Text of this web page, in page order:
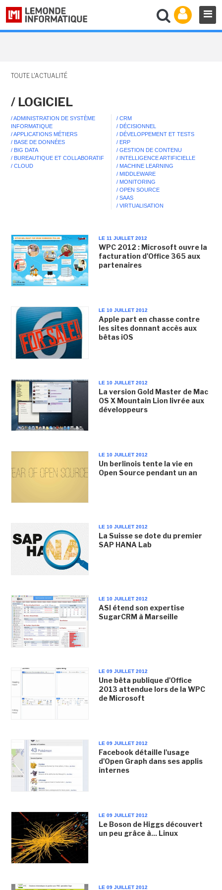
TOUTE L'ACTUALITÉ
/ LOGICIEL
/ ADMINISTRATION DE SYSTÈME
INFORMATIQUE
/ APPLICATIONS MÉTIERS
/ BASE DE DONNÉES
/ BIG DATA
/ BUREAUTIQUE ET COLLABORATIF
/ CLOUD
/ CRM
/ DÉCISIONNEL
/ DÉVELOPPEMENT ET TESTS
/ ERP
/ GESTION DE CONTENU
/ INTELLIGENCE ARTIFICIELLE
/ MACHINE LEARNING
/ MIDDLEWARE
/ MONITORING
/ OPEN SOURCE
/ SAAS
/ VIRTUALISATION
LE 11 JUILLET 2012
WPC 2012 : Microsoft ouvre la
facturation d'Office 365 aux
partenaires
LE 10 JUILLET 2012
Apple part en chasse contre
les sites donnant accès aux
bêtas iOS
LE 10 JUILLET 2012
La version Gold Master de Mac
OS X Mountain Lion livrée aux
développeurs
LE 10 JUILLET 2012
Un berlinois tente la vie en
Open Source pendant un an
LE 10 JUILLET 2012
La Suisse se dote du premier
SAP HANA Lab
LE 10 JUILLET 2012
ASI étend son expertise
SugarCRM à Marseille
LE 09 JUILLET 2012
Une bêta publique d'Office
2013 attendue lors de la WPC
de Microsoft
LE 09 JUILLET 2012
Facebook détaille l'usage
d'Open Graph dans ses applis
internes
LE 09 JUILLET 2012
Le Boson de Higgs découvert
un peu grâce à... Linux
LE 09 JUILLET 2012